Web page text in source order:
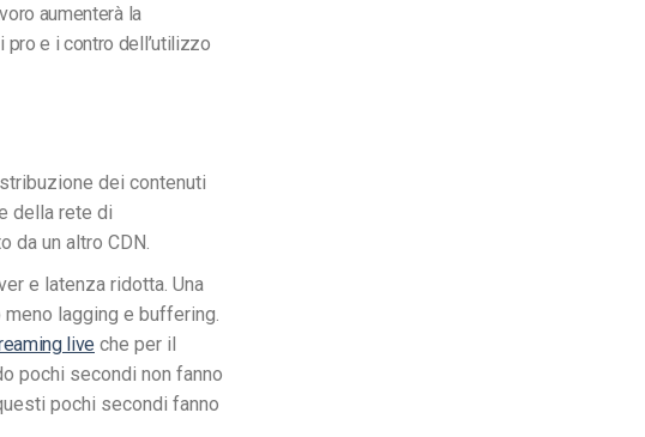
aumenterà la
e i contro dell’utilizzo
dei contenuti
della rete di
da un altro CDN.
e latenza ridotta. Una
lagging e buffering.
live che per il
pochi secondi non fanno
pochi secondi fanno